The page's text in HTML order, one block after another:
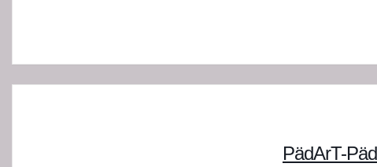
PädArT-